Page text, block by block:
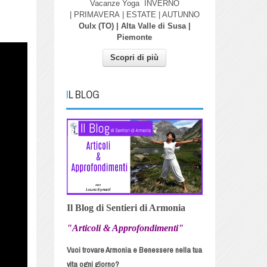
Vacanze Yoga INVERNO
| PRIMAVERA | ESTATE | AUTUNNO
Oulx (TO) | Alta Valle di Susa |
Piemonte
Scopri di più
IL BLOG
Il Blog di Sentieri di Armonia
"Articoli & Approfondimenti"
Vuoi trovare Armonia e Benessere nella tua
vita ogni giorno?